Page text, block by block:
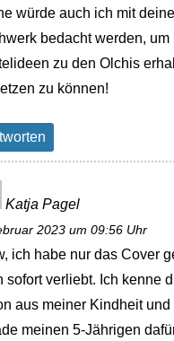
würde auch ich mit
bedacht werden,
zu den Olchis
zu können!
Katja Pagel
2023 um 09:56 Uhr
ich habe nur das Cover
sofort verliebt. Ich kenne
aus meiner Kindheit
meinen 5-Jährigen